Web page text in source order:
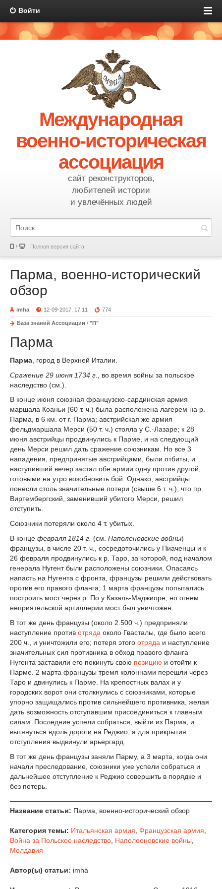
Войти
Международная
военно-историческая
ассоциация
сайт реконструкторов,
любителей истории
и увлечённых людей
Полная версия сайта
Парма, военно-исторический
обзор
imha 12-09-2017, 17:11 774
База знаний Ассоциации / "П"
Парма
Парма , город в Верхней Италии.
Сражение 29 июня 1734 г.
, во время войны за польское
наследство (см.).
В конце июня союзная французско-сардинская армия
маршала Коаньи (60 т. ч.) была расположена лагерем на р.
Парма, в 6 км. от г. Парма; австрийская же армия
фельдмаршала Мерси (50 т. ч.) стояла у С.-Лазаре; к 28
июня австрийцы продвинулись к Парме, и на следующий
день Мерси решил дать сражение союзникам. Но все 3
нападения, предпринятые австрийцами, были отбиты, и
наступивший вечер застал обе армии одну против другой,
готовыми на утро возобновить бой. Однако, австрийцы
понесли столь значительные потери (свыше 6 т. ч.), что пр.
Виртембергский, заменивший убитого Мерси, решил
отступить.
Союзники потеряли около 4 т. убитых.
В конце февраля 1814 г. (см. Наполеновские войны)
французы, в числе 20 т. ч., сосредоточились у Пиаченцы и к
26 февраля продвинулись к р. Таро, за которой, под началом
генерала Нугент были расположены союзники. Опасаясь
напасть на Нугента с фронта, французы решили действовать
против его правого фланга; 1 марта французы попытались
построить мост через р. По у Казаль-Маджиоре, но огнем
неприятельской артиллерии мост был уничтожен.
В тот же день французы (около 2.500 ч.) предприняли
наступление против отряда около Гвасталы, где было всего
200 ч., и уничтожили его; потеря этого отряда и наступление
значительных сил противника в обход правого фланга
Нугента заставили его покинуть свою позицию и отойти к
Парме. 2 марта французы тремя колоннами перешли через
Таро и двинулись к Парме. На крепостных валах и у
городских ворот они столкнулись с союзниками, которые
упорно защищались против сильнейшего противника, желая
дать возможность отступавшим присоединиться к главным
силам. Последние успели собраться, выйти из Парма, и
вытянуться вдоль дороги на Реджио, а для прикрытия
отступления выдвинули арьергард.
В тот же день французы заняли Парму, а 3 марта, когда они
начали преследование, союзники уже успели собраться и
дальнейшее отступление к Реджио совершить в порядке и
без потерь.
Название статьи: Парма, военно-исторический обзор
Категория темы: Итальянская армия Французская армия
Война за Польское наследство Наполеоновские войны
Молдавия
Автор(ы) статьи: imha